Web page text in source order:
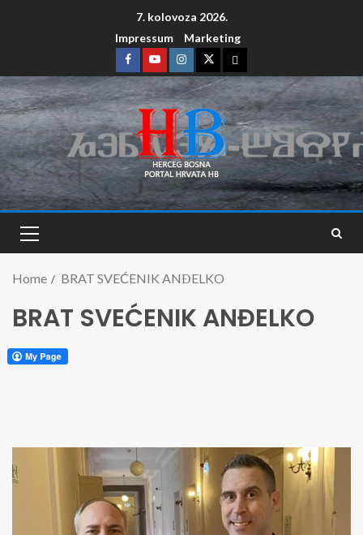
7. kolovoza 2026.
Impressum
Marketing
Home BRAT SVEĆENIK ANĐELKO
BRAT SVEĆENIK ANĐELKO